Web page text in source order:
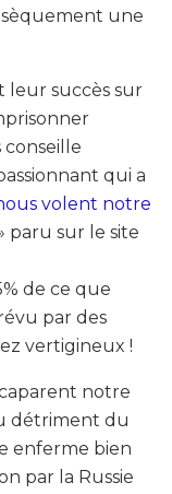
une
leur succès sur
conseille
qui a
volent notre
paru sur le site
de ce que
par des
vertigineux !
notre
détriment du
enferme bien
par la Russie